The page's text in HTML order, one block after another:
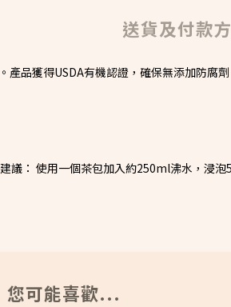
送貨及付款
品獲得USDA有機認證，確保無添加防腐劑
： 使用一個茶包加入約250ml沸水，浸
您可能喜歡...